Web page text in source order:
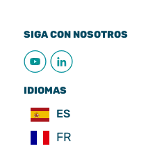
SIGA CON NOSOTROS
IDIOMAS
ES
FR